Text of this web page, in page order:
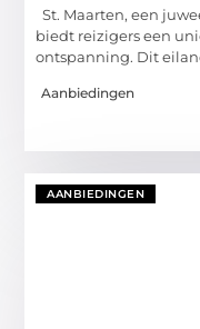
St. Maarten, een
biedt reizigers een
ontspanning. Dit
Aanbiedingen
AANBIEDINGEN